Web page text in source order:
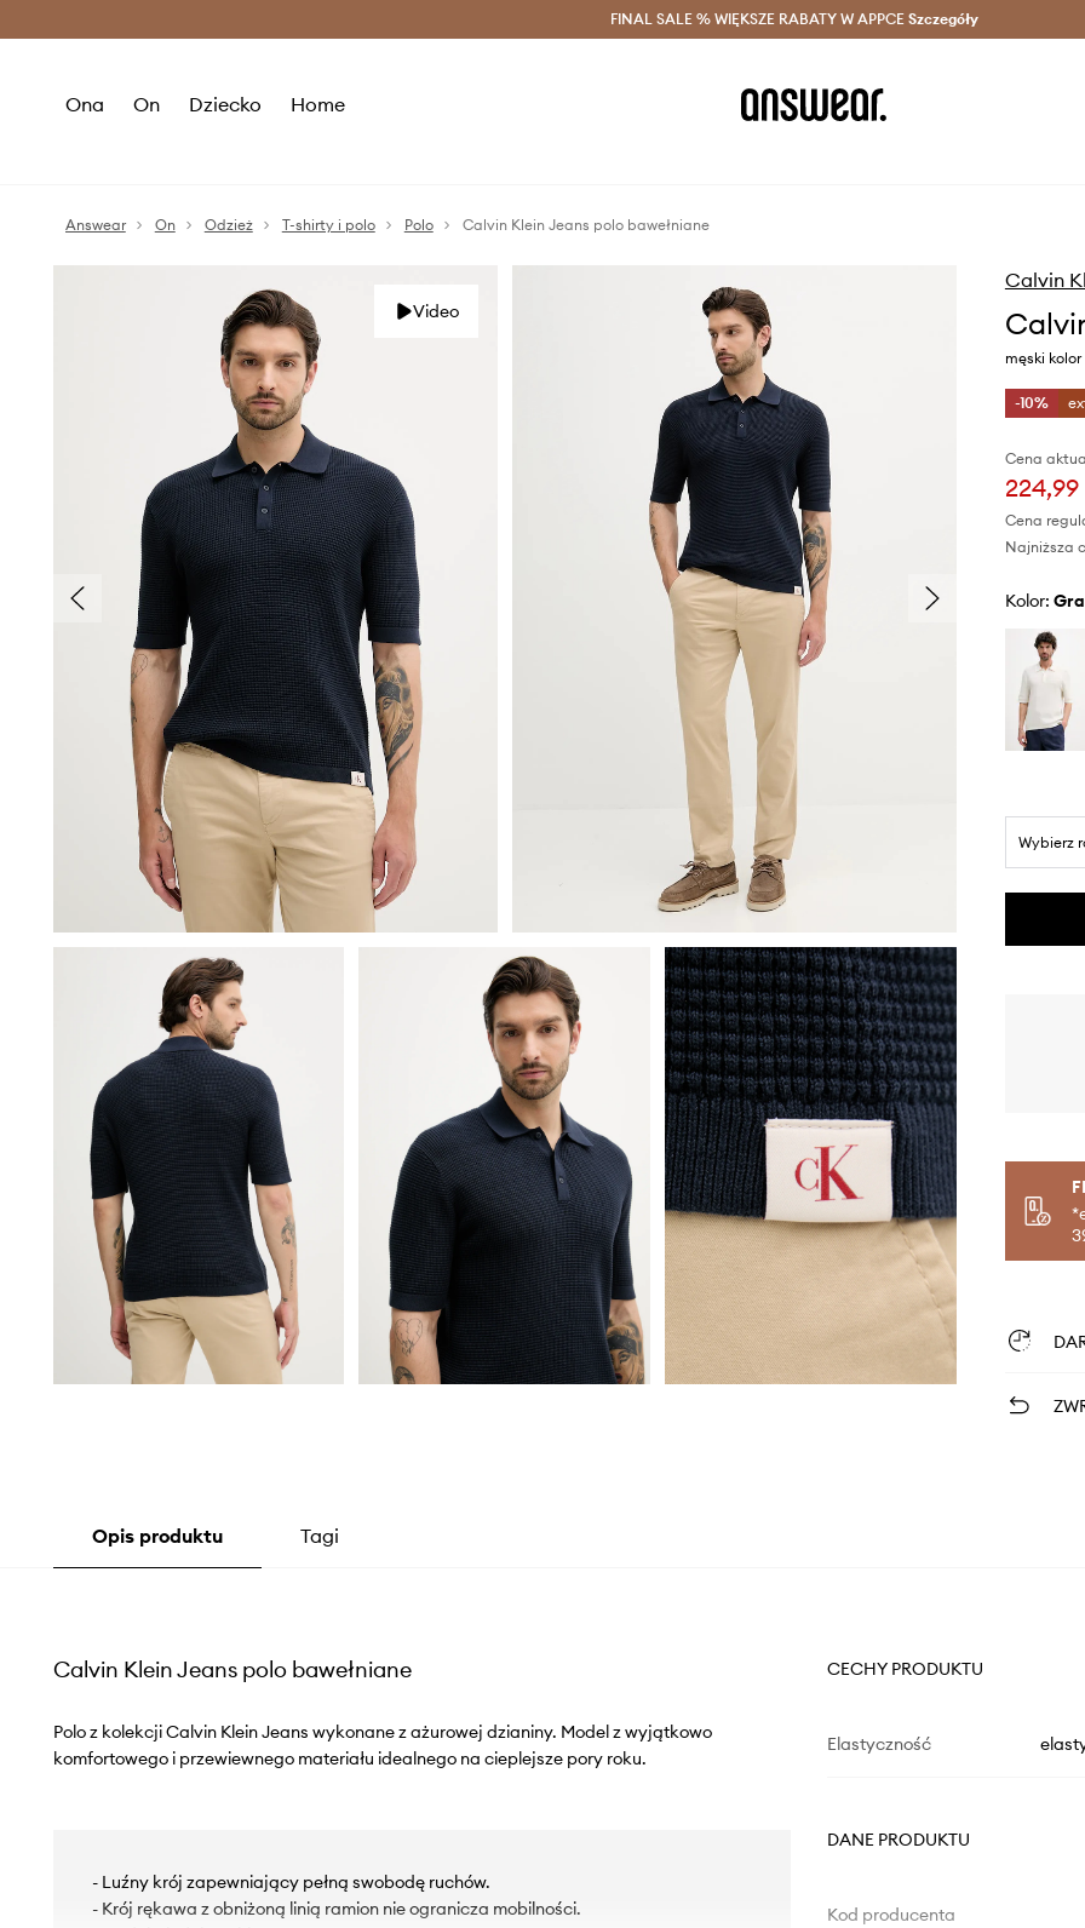
Oszczędzaj z Answear Club > Dostawa nawet w 24h >
FINAL SALE % WIĘKSZE RABATY W APPCE Szczegóły
Ona On Dziecko Home
Answear On Odzież T-shirty i polo Polo Calvin Klein Jeans polo bawełniane
Video
Calvin
męski
-10%
Cena
224,99
Cena
Najniższa
Kolor:
Wybierz
Opis produktu Tagi
Calvin Klein Jeans polo bawełniane
Polo z kolekcji Calvin Klein Jeans wykonane z ażurowej dzianiny. Model z wyjątkowo
komfortowego i przewiewnego materiału idealnego na cieplejsze pory roku.
- Luźny krój zapewniający pełną swobodę ruchów.
- Krój rękawa z obniżoną linią ramion nie ogranicza mobilności.
CECHY PRODUKTU
Elastyczność
DANE PRODUKTU
Kod producenta